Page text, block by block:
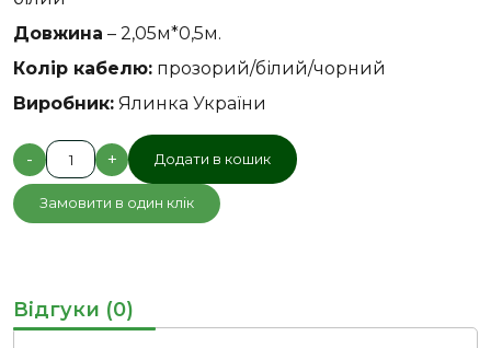
Довжина – 2,05м*0,5м.
Колір кабелю: прозорий/білий/чорний
Виробник: Ялинка України
-
Гірлянда
Айсикл
2,05м*0,5м
(1100016)
+ Додати в кошик
Замовити в один клік
Відгуки (0)